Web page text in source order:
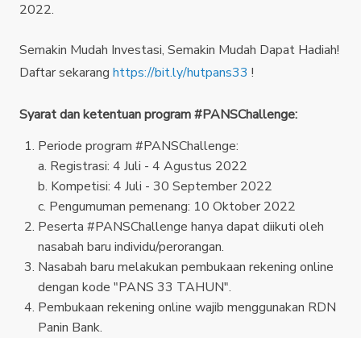
2022.
Semakin Mudah Investasi, Semakin Mudah Dapat Hadiah!
Daftar sekarang https://bit.ly/hutpans33 !
Syarat dan ketentuan program #PANSChallenge:
Periode program #PANSChallenge:
a. Registrasi: 4 Juli - 4 Agustus 2022
b. Kompetisi: 4 Juli - 30 September 2022
c. Pengumuman pemenang: 10 Oktober 2022
Peserta #PANSChallenge hanya dapat diikuti oleh
nasabah baru individu/perorangan.
Nasabah baru melakukan pembukaan rekening online
dengan kode "PANS 33 TAHUN".
Pembukaan rekening online wajib menggunakan RDN
Panin Bank.